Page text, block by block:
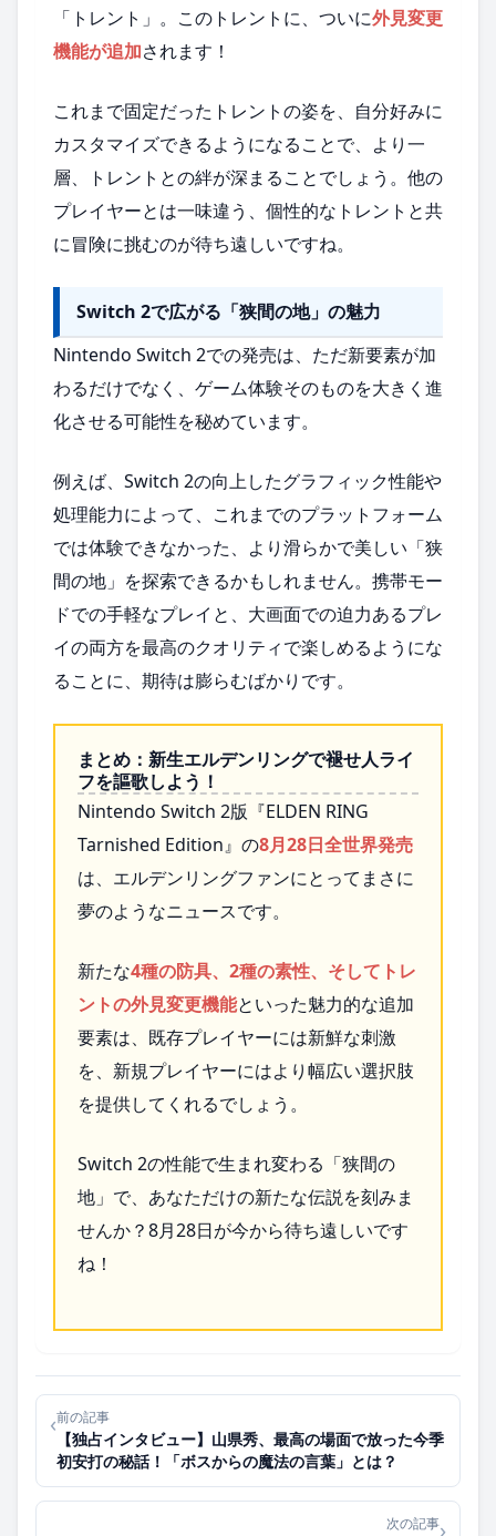
「トレント」。このトレントに、ついに外見変更
機能が追加されます！
これまで固定だったトレントの姿を、自分好みに
カスタマイズできるようになることで、より一
層、トレントとの絆が深まることでしょう。他の
プレイヤーとは一味違う、個性的なトレントと共
に冒険に挑むのが待ち遠しいですね。
Switch 2で広がる「狭間の地」の魅力
Nintendo Switch 2での発売は、ただ新要素が加
わるだけでなく、ゲーム体験そのものを大きく進
化させる可能性を秘めています。
例えば、Switch 2の向上したグラフィック性能や
処理能力によって、これまでのプラットフォーム
では体験できなかった、より滑らかで美しい「狭
間の地」を探索できるかもしれません。携帯モー
ドでの手軽なプレイと、大画面での迫力あるプレ
イの両方を最高のクオリティで楽しめるようにな
ることに、期待は膨らむばかりです。
まとめ：新生エルデンリングで褪せ人ライ
フを謳歌しよう！
Nintendo Switch 2版『ELDEN RING
Tarnished Edition』の8月28日全世界発売
は、エルデンリングファンにとってまさに
夢のようなニュースです。
新たな4種の防具、2種の素性、そしてトレ
ントの外見変更機能といった魅力的な追加
要素は、既存プレイヤーには新鮮な刺激
を、新規プレイヤーにはより幅広い選択肢
を提供してくれるでしょう。
Switch 2の性能で生まれ変わる「狭間の
地」で、あなただけの新たな伝説を刻みま
せんか？8月28日が今から待ち遠しいです
ね！
‹前の記事
【独占インタビュー】山県秀、最高の場面で放った今季
初安打の秘話！「ボスからの魔法の言葉」とは？
次の記事